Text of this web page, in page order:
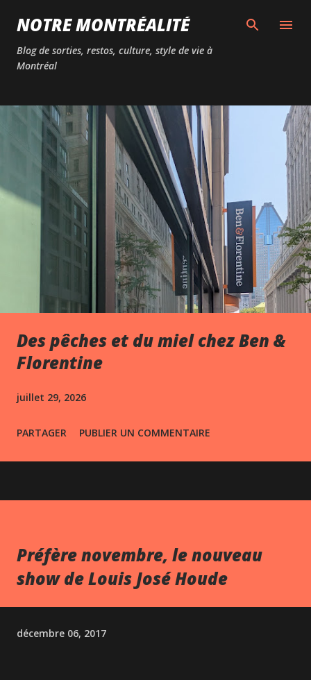
Passer au contenu principal
NOTRE MONTRÉALITÉ
Blog de sorties, restos, culture, style de vie à
Montréal
Des pêches et du miel chez Ben &
Florentine
juillet 29, 2026
PARTAGER PUBLIER UN COMMENTAIRE
Préfère novembre, le nouveau
show de Louis José Houde
décembre 06, 2017